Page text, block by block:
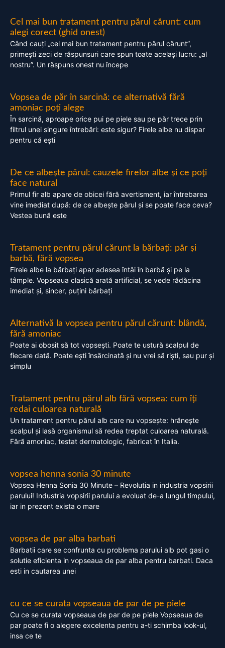
Cel mai bun tratament pentru părul cărunt: cum
alegi corect (ghid onest)
Când cauți „cel mai bun tratament pentru părul cărunt”,
primești zeci de răspunsuri care spun toate același lucru: „al
nostru”. Un răspuns onest nu începe
Vopsea de păr în sarcină: ce alternativă fără
amoniac poți alege
În sarcină, aproape orice pui pe piele sau pe păr trece prin
filtrul unei singure întrebări: este sigur? Firele albe nu dispar
pentru că ești
De ce albește părul: cauzele firelor albe și ce poți
face natural
Primul fir alb apare de obicei fără avertisment, iar întrebarea
vine imediat după: de ce albește părul și se poate face ceva?
Vestea bună este
Tratament pentru părul cărunt la bărbați: păr și
barbă, fără vopsea
Firele albe la bărbați apar adesea întâi în barbă și pe la
tâmple. Vopseaua clasică arată artificial, se vede rădăcina
imediat și, sincer, puțini bărbați
Alternativă la vopsea pentru părul cărunt: blândă,
fără amoniac
Poate ai obosit să tot vopsești. Poate te ustură scalpul de
fiecare dată. Poate ești însărcinată și nu vrei să riști, sau pur și
simplu
Tratament pentru părul alb fără vopsea: cum îți
redai culoarea naturală
Un tratament pentru părul alb care nu vopsește: hrănește
scalpul și lasă organismul să redea treptat culoarea naturală.
Fără amoniac, testat dermatologic, fabricat în Italia.
vopsea henna sonia 30 minute
Vopsea Henna Sonia 30 Minute – Revolutia in industria vopsirii
parului! Industria vopsirii parului a evoluat de-a lungul timpului,
iar in prezent exista o mare
vopsea de par alba barbati
Barbatii care se confrunta cu problema parului alb pot gasi o
solutie eficienta in vopseaua de par alba pentru barbati. Daca
esti in cautarea unei
cu ce se curata vopseaua de par de pe piele
Cu ce se curata vopseaua de par de pe piele Vopseaua de
par poate fi o alegere excelenta pentru a-ti schimba look-ul,
insa ce te